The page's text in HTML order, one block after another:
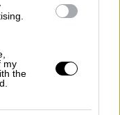
my
the
στο
) αλλά ο
με το
το γκολ
μάλιστα: ο